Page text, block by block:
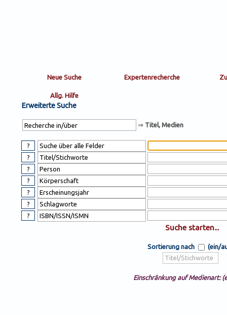
Erweiterte Suche
⇒ Titel, Medien
Sortierung nach (ein/
Einschränkung auf Medienart: